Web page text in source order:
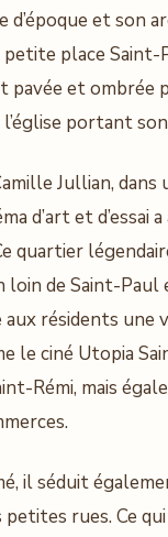
d’époque et son
petite place Saint-
pavée et ombrée
portant
Jullian, dans
d’art et d’essai
quartier
loin de Saint-Paul
résidents une
le ciné Utopia
Rémi, mais
il séduit
petites rues. Ce